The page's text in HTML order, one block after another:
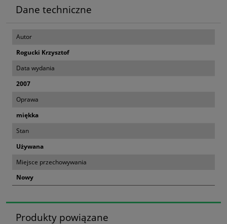
Dane techniczne
Autor
Rogucki Krzysztof
Data wydania
2007
Oprawa
miękka
Stan
Używana
Miejsce przechowywania
Nowy
Produkty powiązane